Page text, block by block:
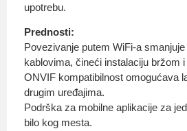
upotrebu.
Prednosti:
Povezivanje putem WiFi-a
kablovima, čineći instalaciju bržom
ONVIF kompatibilnost omogućava
drugim uređajima.
Podrška za mobilne aplikacije za
bilo kog mesta.